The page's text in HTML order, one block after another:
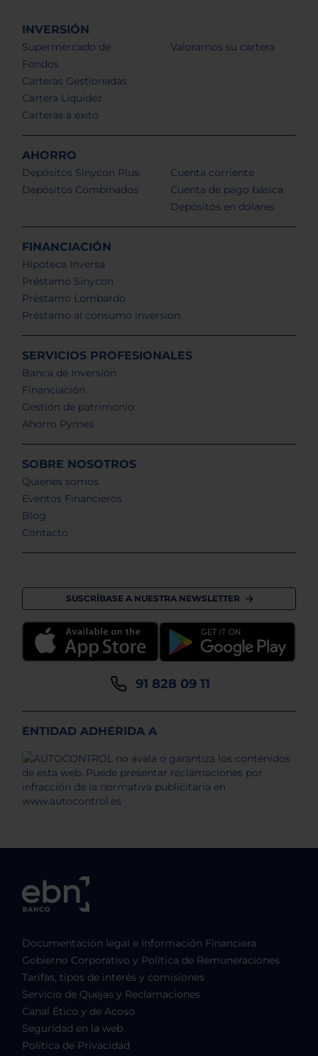
INVERSIÓN
Supermercado de
Fondos
Carteras Gestionadas
Cartera Liquidez
Carteras a éxito
Valoramos su cartera
AHORRO
Depósitos Sinycon Plus
Depósitos Combinados
Cuenta corriente
Cuenta de pago básica
Depósitos en dólares
FINANCIACIÓN
Hipoteca Inversa
Préstamo Sinycon
Préstamo Lombardo
Préstamo al consumo inversion
SERVICIOS PROFESIONALES
Banca de Inversión
Financiación
Gestión de patrimonio
Ahorro Pymes
SOBRE NOSOTROS
Quienes somos
Eventos Financieros
Blog
Contacto
SUSCRÍBASE A NUESTRA NEWSLETTER
91 828 09 11
ENTIDAD ADHERIDA A
Documentación legal e Información Financiera
Gobierno Corporativo y Política de Remuneraciones
Tarifas, tipos de interés y comisiones
Servicio de Quejas y Reclamaciones
Canal Ético y de Acoso
Seguridad en la web
Política de Privacidad